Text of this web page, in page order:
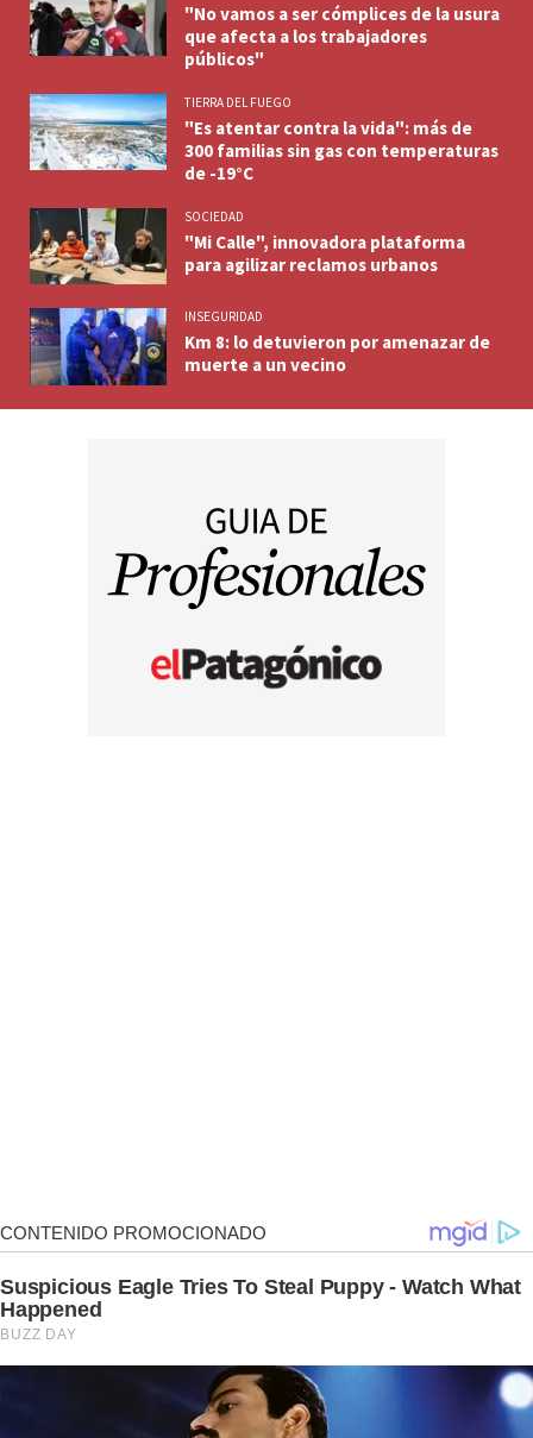
"No vamos a ser cómplices de la usura
que afecta a los trabajadores
públicos"
TIERRA DEL FUEGO
"Es atentar contra la vida": más de
300 familias sin gas con temperaturas
de -19°C
SOCIEDAD
"Mi Calle", innovadora plataforma
para agilizar reclamos urbanos
INSEGURIDAD
Km 8: lo detuvieron por amenazar de
muerte a un vecino